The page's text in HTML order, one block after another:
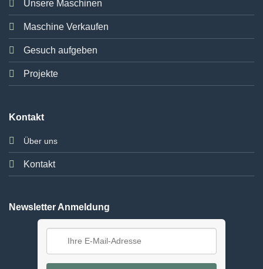
Unsere Maschinen
Maschine Verkaufen
Gesuch aufgeben
Projekte
Kontakt
Über uns
Kontakt
Newsletter Anmeldung